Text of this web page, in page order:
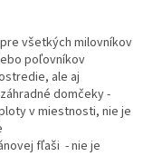
všetkých milovníkov
poľovníkov
ale aj
domčeky -
v miestnosti, nie je
fľaši - nie je